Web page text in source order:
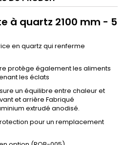
à quartz 2100 mm - 5
en quartz qui renferme
protège également les aliments
les éclats
un équilibre entre chaleur et
et arrière Fabriqué
extrudé anodisé.
pour un remplacement